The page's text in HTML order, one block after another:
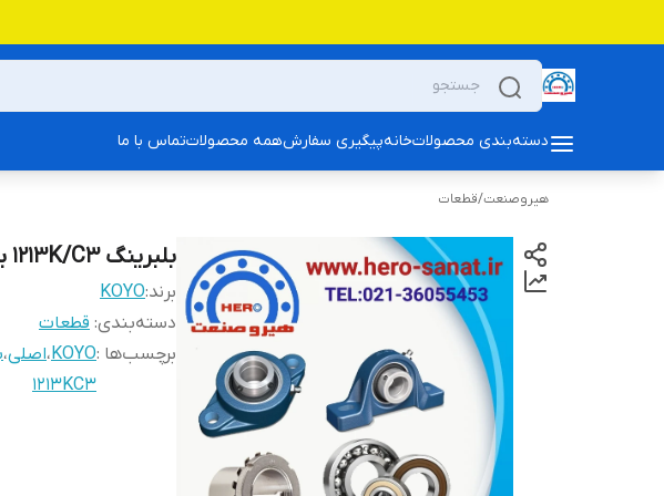
دسته‌بندی محصولاتخانهپیگیری سفارشهمه محصولاتتماس با ما
هیروصنعت/قطعات
بلبرینگ 1213K/C3 برند KOYO ژاپن (به شرط اصالت کالا)
برند:KOYO
دسته‌بندی: قطعات
برچسب‌ها :KOYO،اصلی،
1213KC3